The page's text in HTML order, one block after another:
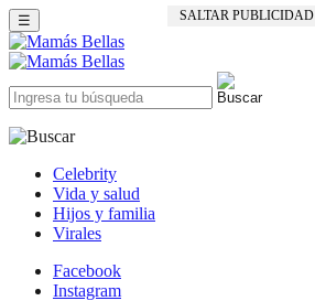
SALTAR PUBLICIDAD
☰
Celebrity
Vida y salud
Hijos y familia
Virales
Facebook
Instagram